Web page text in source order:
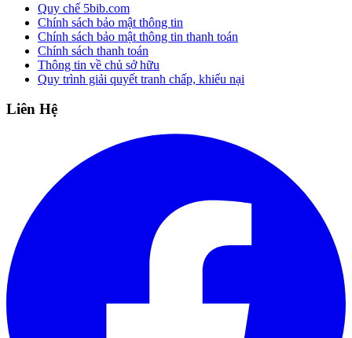
Quy chế 5bib.com
Chính sách bảo mật thông tin
Chính sách bảo mật thông tin thanh toán
Chính sách thanh toán
Thông tin về chủ sở hữu
Quy trình giải quyết tranh chấp, khiếu nại
Liên Hệ